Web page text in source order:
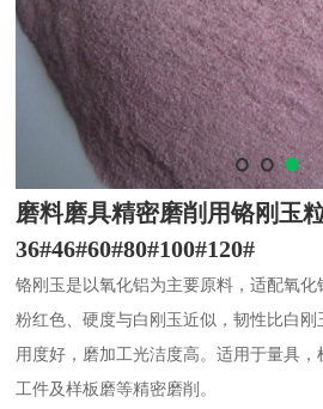
磨料磨具精密磨削用铬刚玉
36#46#60#80#100#120#
铬刚玉是以氧化铝为主要原料，适配氧
粉红色、硬度与白刚玉近似，韧性比白
用度好，磨加工光洁度高。适用于量具
工件及样板磨等精密磨削。